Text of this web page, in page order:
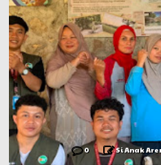
0 Si Anak